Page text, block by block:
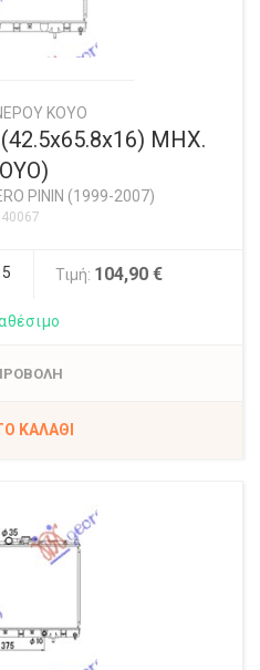
ΚΟΥΟ
ΜΗΧ.
PININ (1999-2007)
Τιμή: 104,90 €
ΚΑΛΆΘΙ